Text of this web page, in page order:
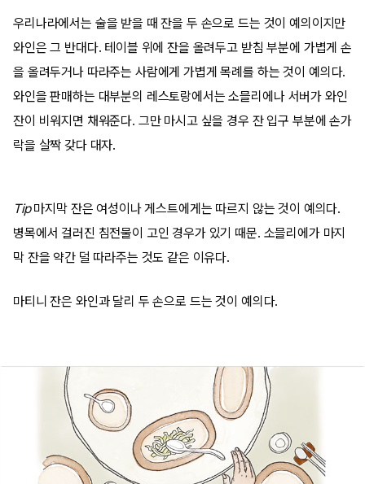
우리나라에서는 술을 받을 때 잔을 두 손으로 드는 것이 예의이지만
와인은 그 반대다. 테이블 위에 잔을 올려두고 받침 부분에 가볍게 손
을 올려두거나 따라주는 사람에게 가볍게 목례를 하는 것이 예의다.
와인을 판매하는 대부분의 레스토랑에서는 소믈리에나 서버가 와인
잔이 비워지면 채워준다. 그만 마시고 싶을 경우 잔 입구 부분에 손가
락을 살짝 갖다 대자.
Tip마지막 잔은 여성이나 게스트에게는 따르지 않는 것이 예의다.
병목에서 걸러진 침전물이 고인 경우가 있기 때문. 소믈리에가 마지
막 잔을 약간 덜 따라주는 것도 같은 이유다.
마티니 잔은 와인과 달리 두 손으로 드는 것이 예의다.